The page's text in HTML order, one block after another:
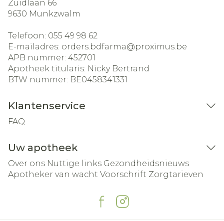
Zuidlaan 66
9630 Munkzwalm
Telefoon: 055 49 98 62
E-mailadres: orders.bdfarma@proximus.be
APB nummer: 452701
Apotheek titularis: Nicky Bertrand
BTW nummer: BE0458341331
Klantenservice
FAQ
Uw apotheek
Over ons Nuttige links Gezondheidsnieuws
Apotheker van wacht Voorschrift Zorgtarieven